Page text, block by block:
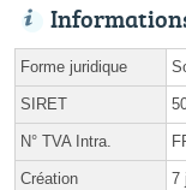
Forme juridique
SIRET
N° TVA Intra.
Création 7